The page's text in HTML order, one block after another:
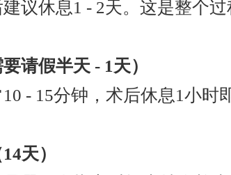
议休息1 - 2天。这是整个
请假半天 - 1天）
- 15分钟，术后休息1小时
天）